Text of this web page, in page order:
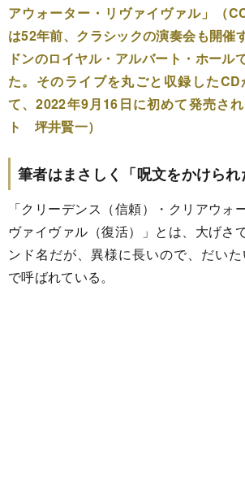
アウォーター・リヴァイヴァル」（
は52年前、クラシックの演奏会も開催
ドンのロイヤル・アルバート・ホール
た。そのライブを丸ごと収録した
て、2022年9月16日に初めて発売さ
ト 坪井賢一）
筆者はまさしく「呪文をかけられ
「クリーデンス（信頼）・クリアウォ
ヴァイヴァル（復活）」とは、大げさ
ンド名だが、異様に長いので、だい
で呼ばれている。